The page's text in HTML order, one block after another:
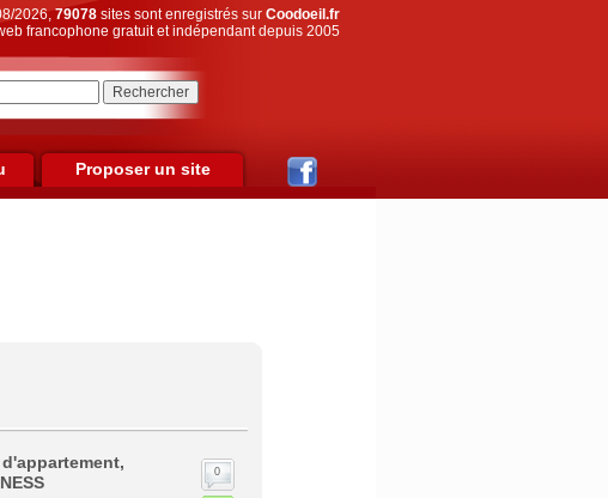
2026,79078sites sont enregistrés sur Coodoeil.fr
francophone gratuit et indépendant depuis 2005
Proposer un site
0